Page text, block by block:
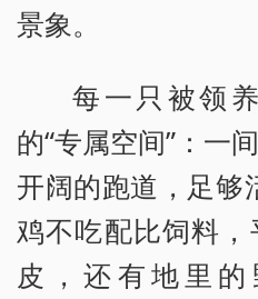
景象。
每一只被领
的“专属空间”：一
开阔的跑道，足够
鸡不吃配比饲料
皮，还有地里